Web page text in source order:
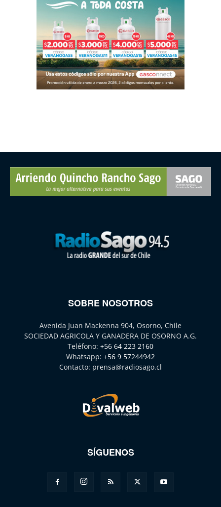
SOBRE NOSOTROS
Avenida Juan Mackenna 904, Osorno, Chile
SOCIEDAD AGRICOLA Y GANADERA DE OSORNO A.G.
Teléfono: +56 64 223 2160
Whatsapp: +56 9 57244942
Contacto: prensa@radiosago.cl
SÍGUENOS